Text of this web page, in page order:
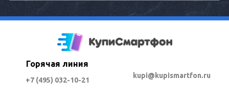
Горячая линия
+7 (495) 032-10-21
kupi@kupismartfon.ru